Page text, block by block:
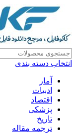
انتخاب دسته بندی
آمار
ادبیات
اقتصاد
پزشکی
تاریخ
ترجمه مقاله